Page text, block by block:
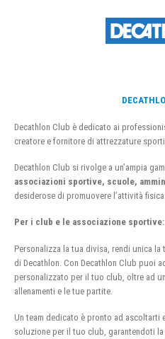
Decathlon Club è dedicato ai
creatore e fornitore di attrezzature
Decathlon Club si rivolge a un’ampia
associazioni sportive, scuole,
desiderose di promuovere l’attività
Per i club e le associazione sportive:
Personalizza la tua divisa, rendi unica
di Decathlon. Con Decathlon Club puoi
personalizzato per il tuo club, oltre ad
allenamenti e le tue partite.
Un team dedicato è pronto ad ascoltarti
soluzione per il tuo club, garantendoti